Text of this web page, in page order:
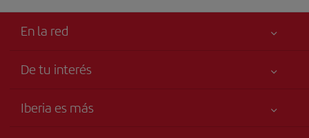
En la red
De tu interés
Accesibilidad
Iberia es más